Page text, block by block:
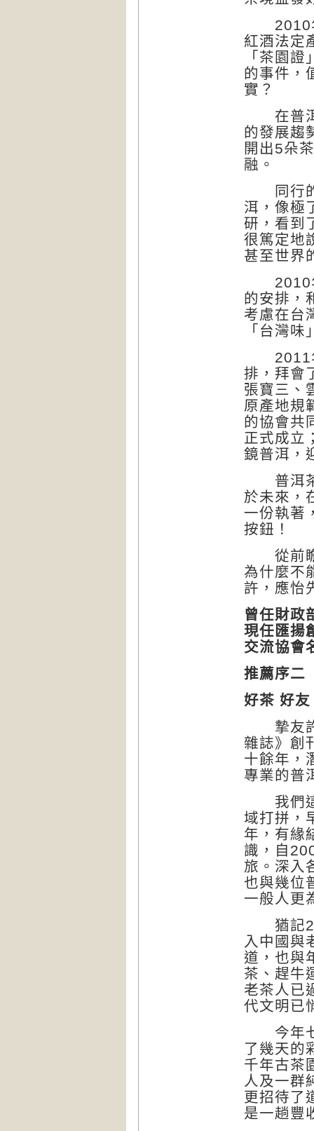
2010年
紅酒法定
「茶園
的事件，
實？
在普洱
的發展趨
開出5朵
融。
同行的
洱，像極
研，看到
很篤定地
甚至世界
2010年
的安排，
考慮在台
「台灣味
2011年
排，拜會
張寶三、
原產地規
的協會共
正式成立
鏡普洱，
普洱茶
於未來，
一份執著
按鈕！
從前瞻
為什麼不
許，應怡
曾任財政
現任匯揚
交流協會
推薦序二
好茶 好友
摯友許
雜誌》創
十餘年，
專業的普
我們這
域打拼，
年，有緣
識，自
旅。深入
也與幾位
一般人更
猶記
入中國與
道，也與
茶、趕牛
老茶人已
代文明已
今年七
了幾天的
千年古茶
人及一群
更招待了
是一趟豐